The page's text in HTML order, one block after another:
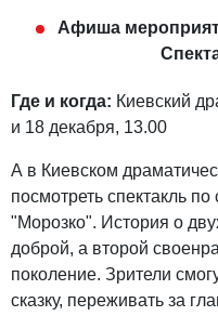
Афиша
Где и когда: Киевский
и 18 декабря, 13.00
А в Киевском
посмотреть спектакль по
"Морозко". История о
доброй, а второй
поколение. Зрители
сказку, переживать за